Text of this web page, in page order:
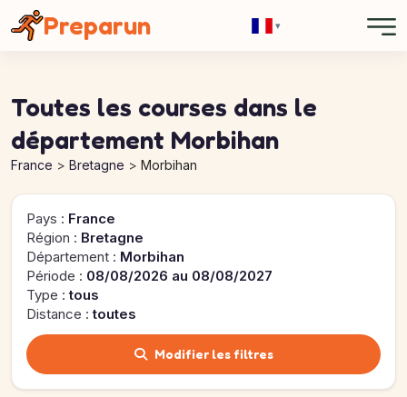
Preparun ▾
Toutes les courses dans le
département Morbihan
France Bretagne Morbihan
Pays : France
Région : Bretagne
Département : Morbihan
Période : 08/08/2026 au 08/08/2027
Type :tous
Distance :toutes
Modifier les filtres
Panneau de gestion des cookies